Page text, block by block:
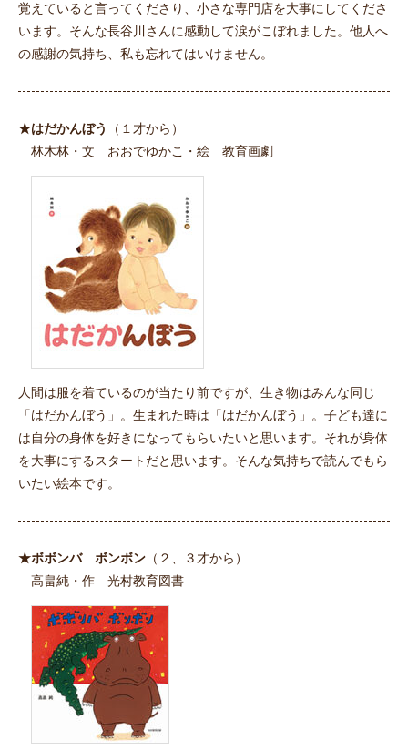
覚えていると言ってくださり、小さな専門店を大事にしてくださ
います。そんな長谷川さんに感動して涙がこぼれました。他人へ
の感謝の気持ち、私も忘れてはいけません。
★はだかんぼう
（１才から）
林木林・文 おおでゆかこ・絵 教育画劇
人間は服を着ているのが当たり前ですが、生き物はみんな同じ
「はだかんぼう」。生まれた時は「はだかんぼう」。子ども達に
は自分の身体を好きになってもらいたいと思います。それが身体
を大事にするスタートだと思います。そんな気持ちで読んでもら
いたい絵本です。
★ボボンバ ボンボン （２、３才から）
高畠純・作 光村教育図書